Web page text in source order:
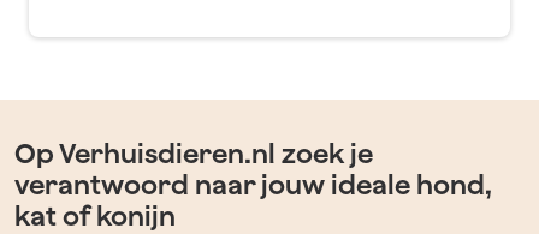
Op Verhuisdieren.nl zoek je
verantwoord naar jouw ideale hond,
kat of konijn